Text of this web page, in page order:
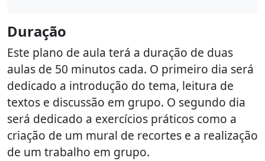
Duração
Este plano de aula terá a duração de duas
aulas de 50 minutos cada. O primeiro dia será
dedicado a introdução do tema, leitura de
textos e discussão em grupo. O segundo dia
será dedicado a exercícios práticos como a
criação de um mural de recortes e a realização
de um trabalho em grupo.